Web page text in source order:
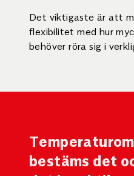
Det viktigaste är att
flexibilitet med hur
behöver röra sig i
bestäms det